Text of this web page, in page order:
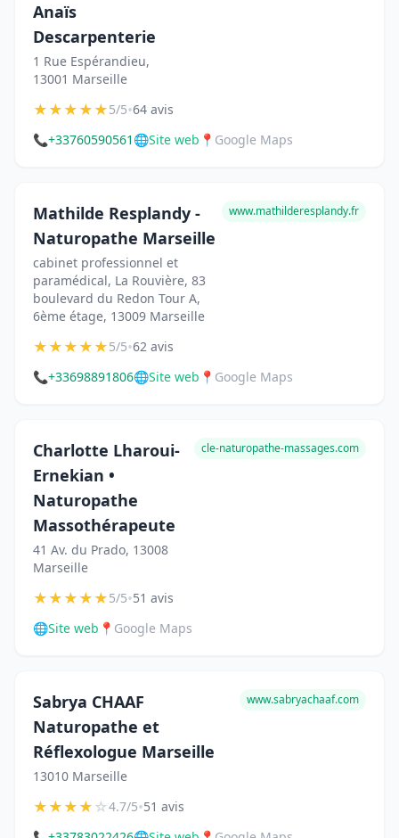
Anaïs
Descarpenterie
1 Rue Espérandieu,
13001 Marseille
★★★★★5/5•64 avis
📞+33760590561 🌐Site web 📍 Google Maps
Mathilde Resplandy -
Naturopathe Marseille
cabinet professionnel et
paramédical, La Rouvière, 83
boulevard du Redon Tour A,
6ème étage, 13009 Marseille
www.mathilderesplandy.fr
★★★★★5/5•62 avis
📞+33698891806🌐Site web 📍 Google Maps
Charlotte Lharoui-
Ernekian •
Naturopathe
Massothérapeute
41 Av. du Prado, 13008
Marseille
cle-naturopathe-massages.com
★★★★★5/5•51 avis
🌐Site web 📍 Google Maps
Sabrya CHAAF
Naturopathe et
Réflexologue Marseille
13010 Marseille
www.sabryachaaf.com
★★★★☆4.7/5•51 avis